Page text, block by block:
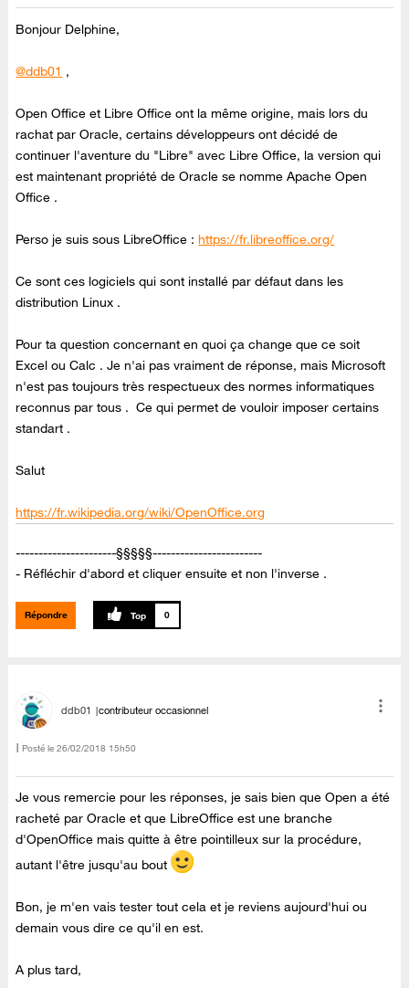
Bonjour Delphine,
@ddb01 ,
Open Office et Libre Office ont la même origine, mais lors du
rachat par Oracle, certains développeurs ont décidé de
continuer l'aventure du "Libre" avec Libre Office, la version qui
est maintenant propriété de Oracle se nomme Apache Open
Office .
Perso je suis sous LibreOffice :https://fr.libreoffice.org/
Ce sont ces logiciels qui sont installé par défaut dans les
distribution Linux .
Pour ta question concernant en quoi ça change que ce soit
Excel ou Calc . Je n'ai pas vraiment de réponse, mais Microsoft
n'est pas toujours très respectueux des normes informatiques
reconnus par tous . Ce qui permet de vouloir imposer certains
standart .
Salut
https://fr.wikipedia.org/wiki/OpenOffice.org
----------------------§§§§§------------------------
- Réfléchir d'abord et cliquer ensuite et non l'inverse .
Répondre 0
ddb01 contributeur occasionnel
Posté le ‎26/02/2018 15h50
Je vous remercie pour les réponses, je sais bien que Open a été
racheté par Oracle et que LibreOffice est une branche
d'OpenOffice mais quitte à être pointilleux sur la procédure,
autant l'être jusqu'au bout
Bon, je m'en vais tester tout cela et je reviens aujourd'hui ou
demain vous dire ce qu'il en est.
A plus tard,